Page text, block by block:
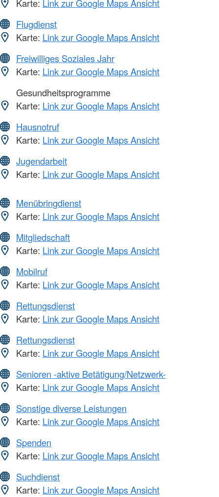
Karte: Link zur Google Maps Ansicht
Flugdienst
Karte: Link zur Google Maps Ansicht
Freiwilliges Soziales Jahr
Karte: Link zur Google Maps Ansicht
Gesundheitsprogramme
Karte: Link zur Google Maps Ansicht
Hausnotruf
Karte: Link zur Google Maps Ansicht
Jugendarbeit
Karte: Link zur Google Maps Ansicht
Menübringdienst
Karte: Link zur Google Maps Ansicht
Mitgliedschaft
Karte: Link zur Google Maps Ansicht
Mobilruf
Karte: Link zur Google Maps Ansicht
Rettungsdienst
Karte: Link zur Google Maps Ansicht
Rettungsdienst
Karte: Link zur Google Maps Ansicht
Senioren -aktive Betätigung/Netzwerk-
Karte: Link zur Google Maps Ansicht
Sonstige diverse Leistungen
Karte: Link zur Google Maps Ansicht
Spenden
Karte: Link zur Google Maps Ansicht
Suchdienst
Karte: Link zur Google Maps Ansicht